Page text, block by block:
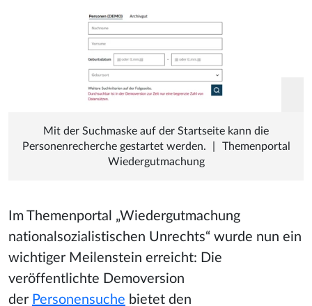
Mit der Suchmaske auf der Startseite kann die
Personenrecherche gestartet werden.
Themenportal
Wiedergutmachung
Im Themenportal „Wiedergutmachung
nationalsozialistischen Unrec hts“ wurde nun ein
wichtiger Meilenstein erreicht: Die
veröffentlichte Demoversion
der Personensuche bietet den